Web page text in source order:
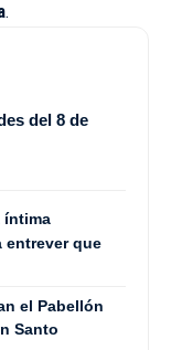
.
del 8 de
íntima
entrever que
el Pabellón
Santo